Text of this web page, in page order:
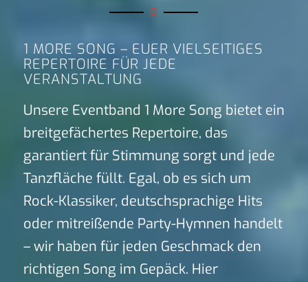
1 MORE SONG – EUER VIELSEITIGES
REPERTOIRE FÜR JEDE
VERANSTALTUNG
Unsere Eventband 1 More Song bietet ein
breitgefächertes Repertoire, das
garantiert für Stimmung sorgt und jede
Tanzfläche füllt. Egal, ob es sich um
Rock-Klassiker, deutschsprachige Hits
oder mitreißende Party-Hymnen handelt
– wir haben für jeden Geschmack den
richtigen Song im Gepäck. Hier